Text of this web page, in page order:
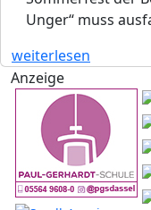
Unger“ muss
weiterlesen
Anzeige